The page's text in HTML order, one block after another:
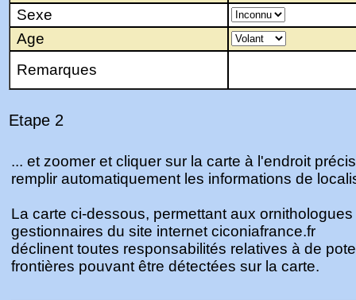
Sexe
Age
Remarques
Etape 2
... et zoomer et cliquer sur la carte à l'endroit
remplir automatiquement les informations de
La carte ci-dessous, permettant aux
gestionnaires du site internet ciconiafrance.fr
déclinent toutes responsabilités relatives à de
frontières pouvant être détectées sur la carte.